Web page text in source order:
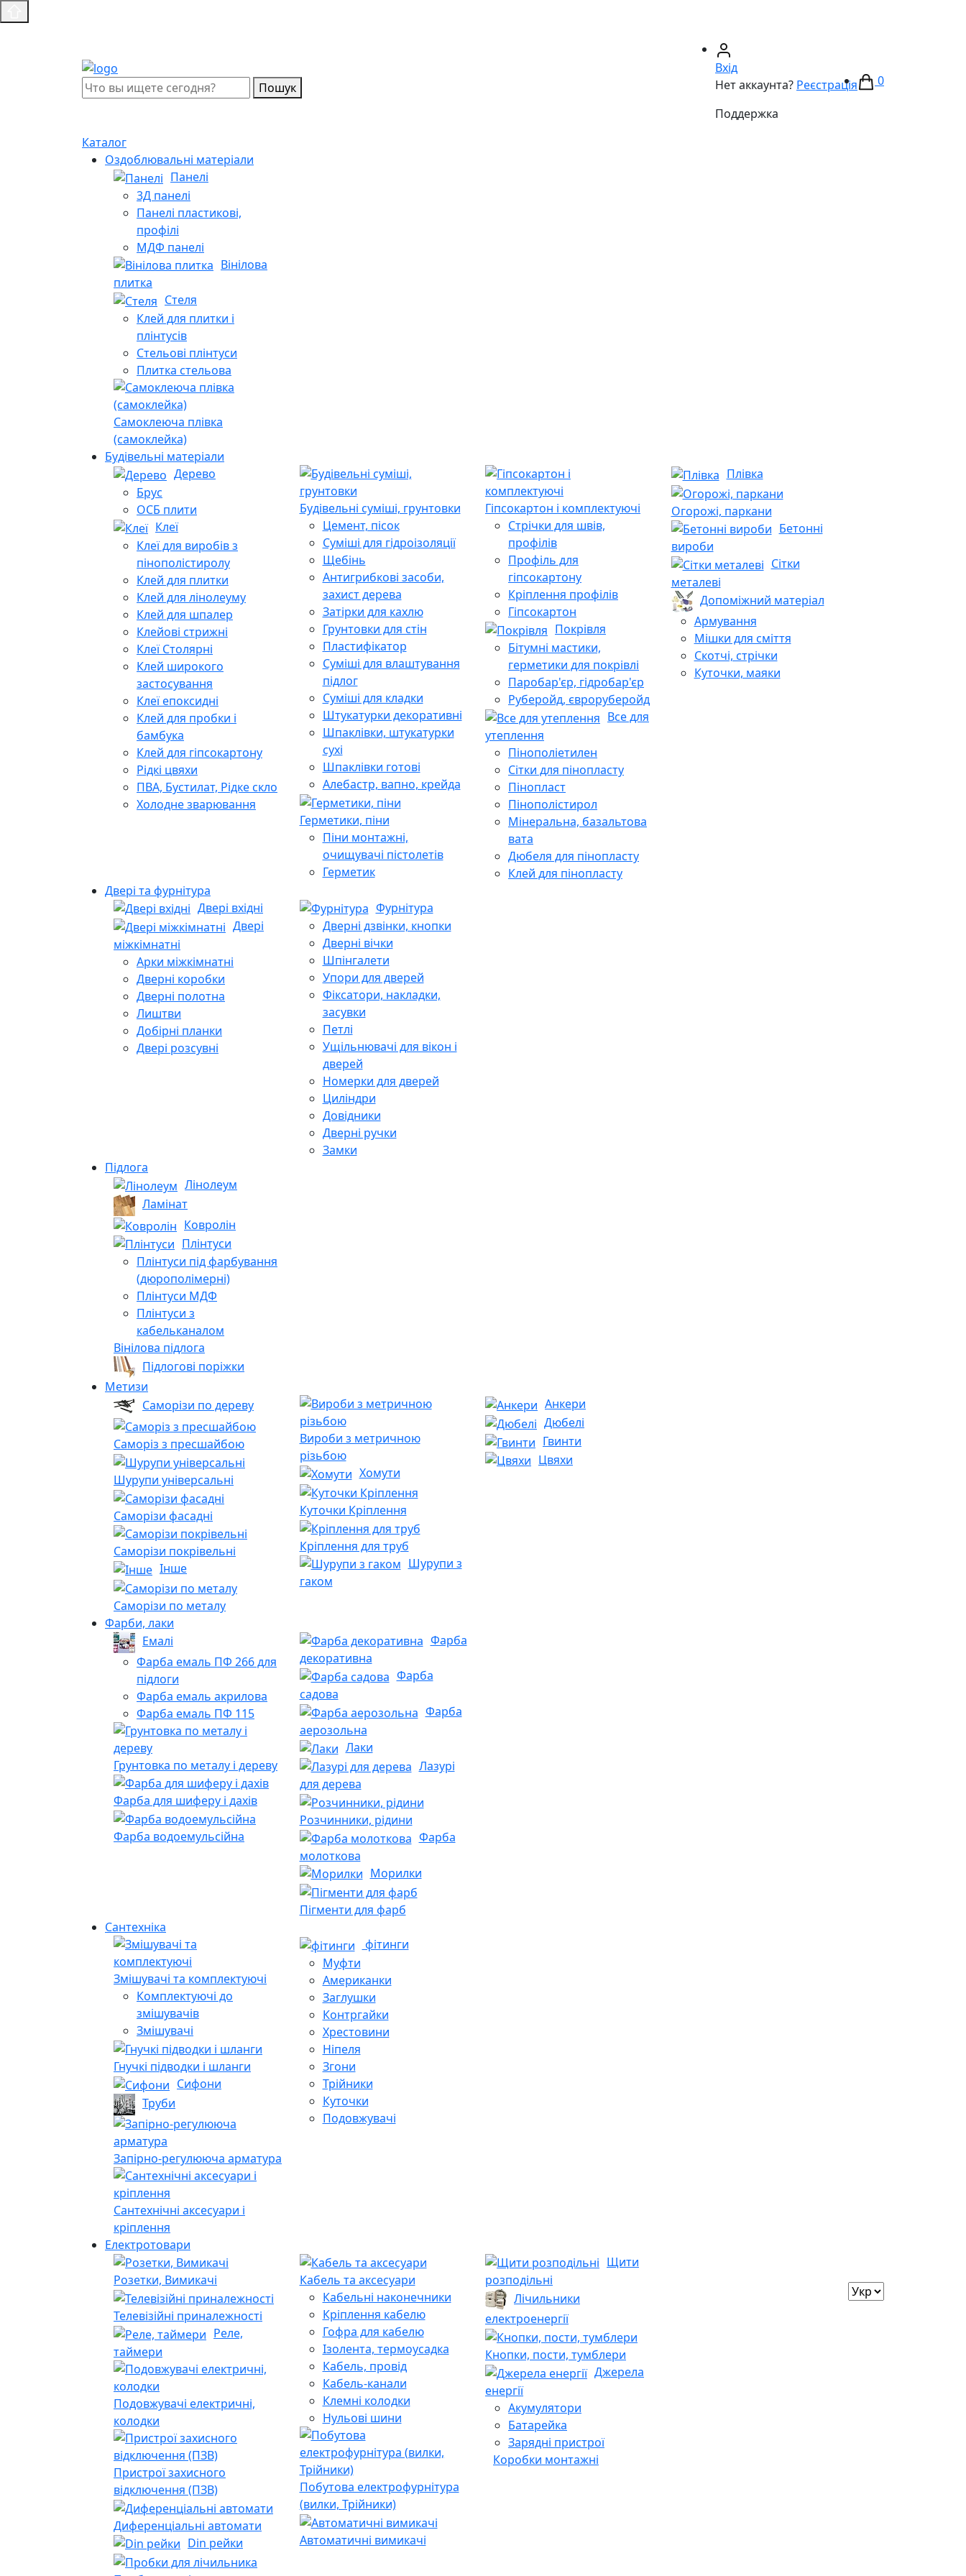
Пошук
Вхід
Нет аккаунта? Реєстрація
Поддержка
0
Каталог
Оздоблювальні матеріали
Панелі
3Д панелі
Панелі пластикові,
профілі
МДФ панелі
Вінілова
плитка
Стеля
Клей для плитки і
плінтусів
Стельові плінтуси
Плитка стельова
Самоклеюча плівка
(самоклейка)
Будівельні матеріали
Дерево
Брус
ОСБ плити
Клеї
Клеї для виробів з
пінополістиролу
Клей для плитки
Клей для лінолеуму
Клей для шпалер
Клейові стрижні
Клеї Столярні
Клей широкого
застосування
Клеї епоксидні
Клей для пробки і
бамбука
Клей для гіпсокартону
Рідкі цвяхи
ПВА, Бустилат, Рідке скло
Холодне зварювання
Будівельні суміші, грунтовки
Цемент, пісок
Суміші для гідроізоляції
Щебінь
Антигрибкові засоби,
захист дерева
Затірки для кахлю
Грунтовки для стін
Пластифікатор
Суміші для влаштування
підлог
Суміші для кладки
Штукатурки декоративні
Шпаклівки, штукатурки
сухі
Шпаклівки готові
Алебастр, вапно, крейда
Герметики, піни
Піни монтажні,
очищувачі пістолетів
Герметик
Гіпсокартон і комплектуючі
Стрічки для швів,
профілів
Профіль для
гіпсокартону
Кріплення профілів
Гіпсокартон
Покрівля
Бітумні мастики,
герметики для покрівлі
Паробар'єр, гідробар'єр
Руберойд, євроруберойд
Все для
утеплення
Пінополіетилен
Сітки для пінопласту
Пінопласт
Пінополістирол
Мінеральна, базальтова
вата
Дюбеля для пінопласту
Клей для пінопласту
Плівка
Огорожі, паркани
Бетонні
вироби
Сітки
металеві
Допоміжний матеріал
Армування
Мішки для сміття
Скотчі, стрічки
Куточки, маяки
Двері та фурнітура
Двері вхідні
Двері
міжкімнатні
Арки міжкімнатні
Дверні коробки
Дверні полотна
Лиштви
Добірні планки
Двері розсувні
Фурнітура
Дверні дзвінки, кнопки
Дверні вічки
Шпінгалети
Упори для дверей
Фіксатори, накладки,
засувки
Петлі
Ущільнювачі для вікон і
дверей
Номерки для дверей
Циліндри
Довідники
Дверні ручки
Замки
Підлога
Лінолеум
Ламінат
Ковролін
Плінтуси
Плінтуси під фарбування
(дюрополімерні)
Плінтуси МДФ
Плінтуси з
кабельканалом
Вінілова підлога
Підлогові поріжки
Метизи
Саморізи по дереву
Саморіз з пресшайбою
Шурупи універсальні
Саморізи фасадні
Саморізи покрівельні
Інше
Саморізи по металу
Вироби з метричною
різьбою
Хомути
Куточки Кріплення
Кріплення для труб
Шурупи з
гаком
Анкери
Дюбелі
Гвинти
Цвяхи
Фарби, лаки
Емалі
Фарба емаль ПФ 266 для
підлоги
Фарба емаль акрилова
Фарба емаль ПФ 115
Грунтовка по металу і дереву
Фарба для шиферу і дахів
Фарба водоемульсійна
Фарба
декоративна
Фарба
садова
Фарба
аерозольна
Лаки
Лазурі
для дерева
Розчинники, рідини
Фарба
молоткова
Морилки
Пігменти для фарб
Сантехніка
Змішувачі та комплектуючі
Комплектуючі до
змішувачів
Змішувачі
Гнучкі підводки і шланги
Сифони
Труби
Запірно-регулююча арматура
Сантехнічні аксесуари і
кріплення
фітинги
Муфти
Американки
Заглушки
Контргайки
Хрестовини
Ніпеля
Згони
Трійники
Куточки
Подовжувачі
Електротовари
Розетки, Вимикачі
Телевізійні приналежності
Реле,
таймери
Подовжувачі електричні,
колодки
Пристрої захисного
відключення (ПЗВ)
Диференціальні автомати
Din рейки
Кабель та аксесуари
Кабельні наконечники
Кріплення кабелю
Гофра для кабелю
Ізолента, термоусадка
Кабель, провід
Кабель-канали
Клемні колодки
Нульові шини
Побутова електрофурнітура
(вилки, Трійники)
Автоматичні вимикачі
Щити
розподільні
Лічильники
електроенергії
Кнопки, пости, тумблери
Джерела
енергії
Акумулятори
Батарейка
Зарядні пристрої
Коробки монтажні